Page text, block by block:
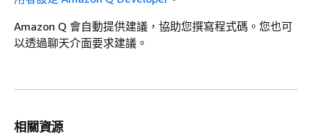
Amazon Q 會自動提供建議，協助您撰寫程式碼。您也可
以透過聊天介面要求建議。
相關資源